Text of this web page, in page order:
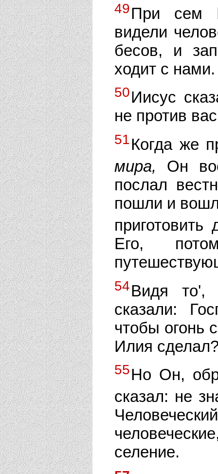
49При сем
видели
бесов, и
ходит с нами.
50Иисус
не против
51Когда же
мира, Он
послал
пошли и
Его,
54Видя то',
сказали:
чтобы огонь
Илия
55Но Он,
сказал: не
селение.